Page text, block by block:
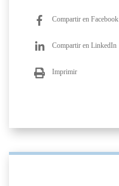
Compartir en Facebook
Compartir en LinkedIn
Imprimir